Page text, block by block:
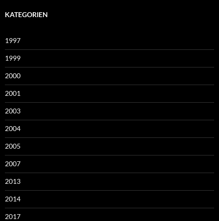
KATEGORIEN
1997
1999
2000
2001
2003
2004
2005
2007
2013
2014
2017